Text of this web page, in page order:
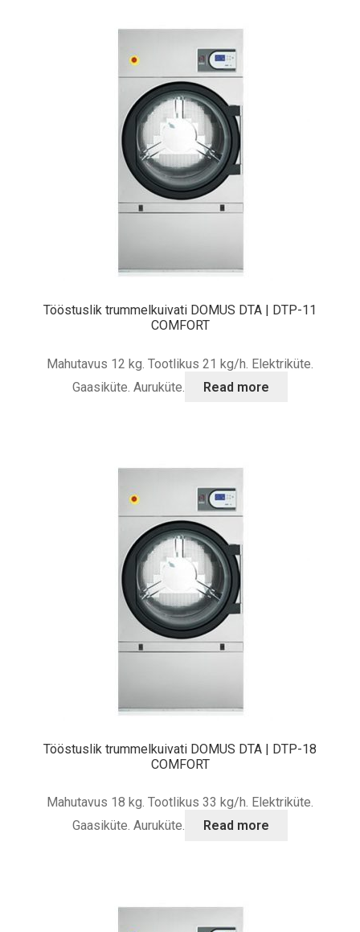
Tööstuslik trummelkuivati DOMUS DTA | DTP-11
COMFORT
Mahutavus 12 kg. Tootlikus 21 kg/h. Elektriküte.
Gaasiküte. Auruküte.
Read more
Tööstuslik trummelkuivati DOMUS DTA | DTP-18
COMFORT
Mahutavus 18 kg. Tootlikus 33 kg/h. Elektriküte.
Gaasiküte. Auruküte.
Read more